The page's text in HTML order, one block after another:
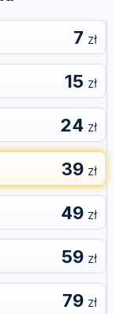
7 zł
15 zł
24 zł
39 zł
49 zł
59 zł
79 zł